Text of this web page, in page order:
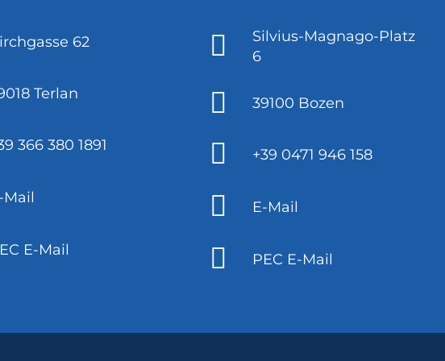
62
Terlan
366 380 1891
Mail
E-Mail
Silvius-Magnago-Platz
6
39100 Bozen
+39 0471 946 158
E-Mail
PEC E-Mail